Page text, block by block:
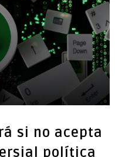
si no acepta
política